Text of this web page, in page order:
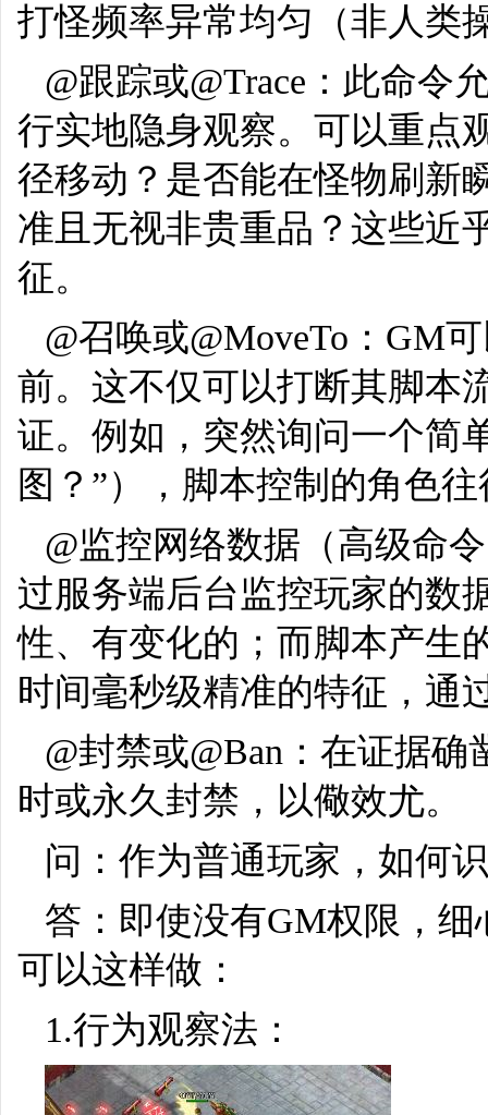
打怪频率异常均匀（非人类
@跟踪或@Trace：此命令
行实地隐身观察。可以重点
径移动？是否能在怪物刷新
准且无视非贵重品？这些近
征。
@召唤或@MoveTo：GM
前。这不仅可以打断其脚本
证。例如，突然询问一个简
图？”），脚本控制的角色
@监控网络数据（高级命
过服务端后台监控玩家的数
性、有变化的；而脚本产生
时间毫秒级精准的特征，通
@封禁或@Ban：在证据
时或永久封禁，以儆效尤。
问：作为普通玩家，如何
答：即使没有GM权限，
可以这样做：
1.行为观察法：